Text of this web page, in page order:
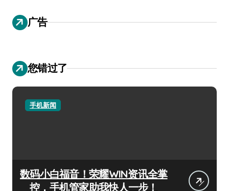
广告
您错过了
手机新闻
数码小白福音！荣耀WIN资讯全掌
控，手机管家助我快人一步！